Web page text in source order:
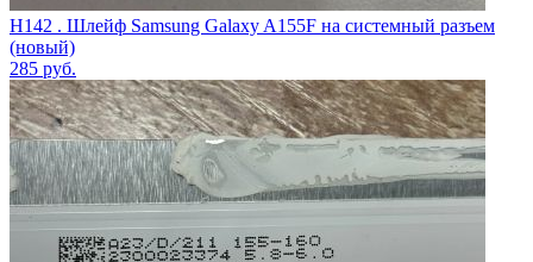
H142 . Шлейф Samsung Galaxy A155F на системный разъем
(новый)
285 руб.